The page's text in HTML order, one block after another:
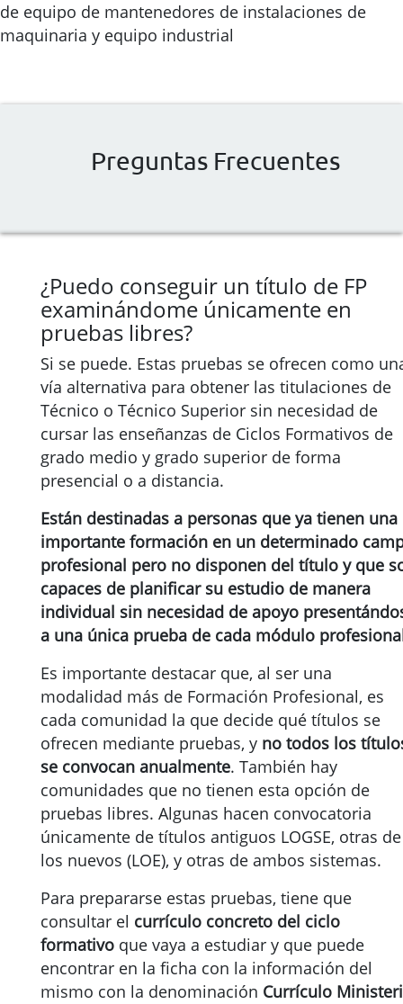
de equipo de mantenedores de instalaciones de
maquinaria y equipo industrial
Preguntas Frecuentes
¿Puedo conseguir un título de FP
examinándome únicamente en
pruebas libres?
Si se puede. Estas pruebas se ofrecen como
vía alternativa para obtener las titulaciones de
Técnico o Técnico Superior sin necesidad de
cursar las enseñanzas de Ciclos Formativos de
grado medio y grado superior de forma
presencial o a distancia.
Están destinadas a personas que ya tienen una
importante formación en un determinado
profesional pero no disponen del título y que
capaces de planificar su estudio de manera
individual sin necesidad de apoyo
a una única prueba de cada módulo
Es importante destacar que, al ser una
modalidad más de Formación Profesional, es
cada comunidad la que decide qué títulos se
ofrecen mediante pruebas, y no todos los
se convocan anualmente. También hay
comunidades que no tienen esta opción de
pruebas libres. Algunas hacen convocatoria
únicamente de títulos antiguos LOGSE, otras de
los nuevos (LOE), y otras de ambos sistemas.
Para prepararse estas pruebas, tiene que
consultar el currículo concreto del ciclo
formativo que vaya a estudiar y que puede
encontrar en la ficha con la información del
mismo con la denominación Currículo